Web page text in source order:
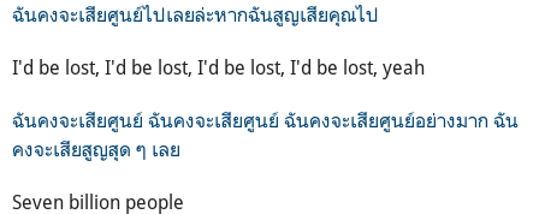
ฉันคงจะเสียศูนย์ไปเลยล่ะหากฉันสูญเสียคุณไป
I'd be lost, I'd be lost, I'd be lost, I'd be lost, yeah
ฉันคงจะเสียศูนย์ ฉันคงจะเสียศูนย์ ฉันคงจะเสียศูนย์อย่างมาก ฉัน
คงจะเสียสูญสุด ๆ เลย
Seven billion people